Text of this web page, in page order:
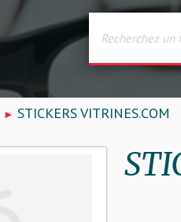
STICKERS VITRINES.COM